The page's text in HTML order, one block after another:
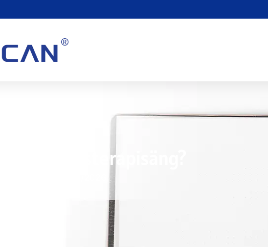
Rött Ljusterapisäng?